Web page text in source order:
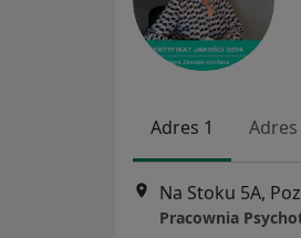
Adres 1 Adres
Na Stoku 5A,
Pracownia